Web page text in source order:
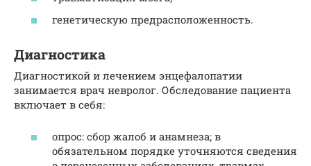
генетическую предрасположенность.
Диагностика
Диагностикой и лечением энцефалопатии
занимается врач невролог. Обследование пациента
включает в себя:
опрос: сбор жалоб и анамнеза; в
обязательном порядке уточняются сведения